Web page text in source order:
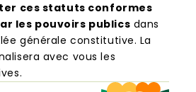
ces statuts conformes
les pouvoirs publics dans
générale constitutive. La
avec vous les